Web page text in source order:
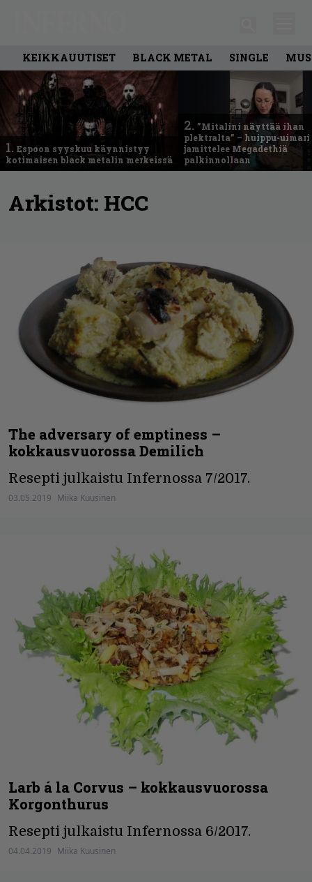
KEIKKAUUTISET BLACK METAL SINGLE
1. Espoon syyskuu käynnistyy
kotimaisen black metalin merkeissä
2. ”Mitalini näyttää ihan
plektralta” – huippu-uimari
jamittelee Megadethiä
palkinnollaan
Arkistot: HCC
The adversary of emptiness –
kokkausvuorossa Demilich
Resepti julkaistu Infernossa 7/2017.
03.05.2019 Miika Kuusinen
Larb á la Corvus – kokkausvuorossa
Korgonthurus
Resepti julkaistu Infernossa 6/2017.
04.04.2019 Miika Kuusinen